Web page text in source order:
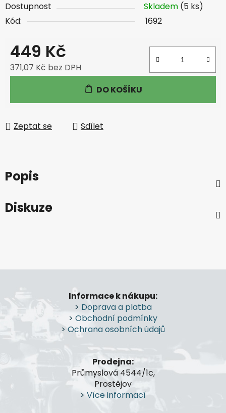
Dostupnost Skladem (5 ks)
Kód:
1692
449 Kč
371,07 Kč bez DPH
DO KOŠÍKU
Zeptat se Sdílet
Popis
Diskuze
p
a
Informace k nákupu:
> Doprava a platba
> Obchodní podmínky
> Ochrana osobních údajů
Prodejna:
Průmyslová 4544/1c,
Prostějov
> Více informací